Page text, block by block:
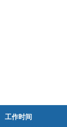
工作时间